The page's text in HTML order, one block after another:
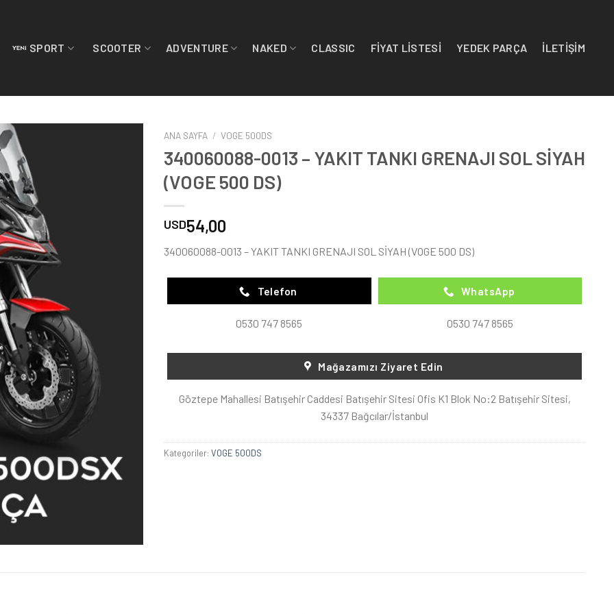
SPORT SCOOTER ADVENTURE NAKED CLASSIC FİYAT LİSTESİ YEDEK PARÇA İLETİŞİM
ANA SAYFA / VOGE 500DS
340060088-0013 – YAKIT TANKI GRENAJI SOL SİYAH
(VOGE 500 DS)
USD54,00
340060088-0013 – YAKIT TANKI GRENAJI SOL SİYAH (VOGE 500 DS)
Telefon
0530 747 8565
WhatsApp
0530 747 8565
Mağazamızı Ziyaret Edin
Göztepe Mahallesi Batışehir Caddesi Batışehir Sitesi Ofis K1 Blok No:2 Batışehir Sitesi,
34337 Bağcılar/İstanbul
Kategoriler: VOGE 500DS